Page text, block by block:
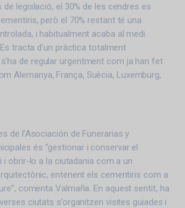
de legislació, el 30% de les cendres es
però el 70% restant té una
i habitualment acaba al medi
tracta d’un pràctica totalment
de regular urgentment com ja han fet
Alemanya, França, Suècia, Luxemburg,
de l’Asociación de Funerarias y
és “gestionar i conservar el
i obrir-lo a la ciutadania com a un
entenent els cementiris com a
comenta Valmaña. En aquest sentit, ha
ciutats s’organitzen visites guiades i